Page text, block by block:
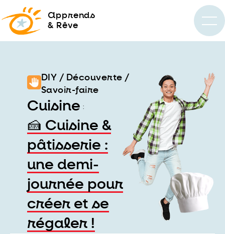
apprends
& Rêve
DIY / Découverte /
Savoir-faire
Cuisine :
🍰 Cuisine &
pâtisserie :
une demi-
journée pour
créer et se
régaler !